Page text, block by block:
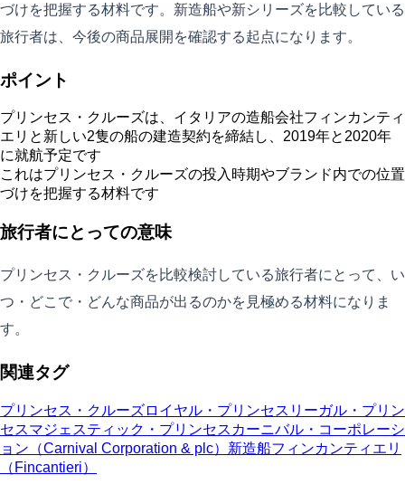
づけを把握する材料です。新造船や新シリーズを比較している
旅行者は、今後の商品展開を確認する起点になります。
ポイント
プリンセス・クルーズは、イタリアの造船会社フィンカンティ
エリと新しい2隻の船の建造契約を締結し、2019年と2020年
に就航予定です
これはプリンセス・クルーズの投入時期やブランド内での位置
づけを把握する材料です
旅行者にとっての意味
プリンセス・クルーズを比較検討している旅行者にとって、い
つ・どこで・どんな商品が出るのかを見極める材料になりま
す。
関連タグ
プリンセス・クルーズロイヤル・プリンセス リーガル・プリン
セスマジェスティック・プリンセス カーニバル・コーポレーシ
ョン（Carnival Corporation & plc） 新造船フィンカンティエリ
（Fincantieri）